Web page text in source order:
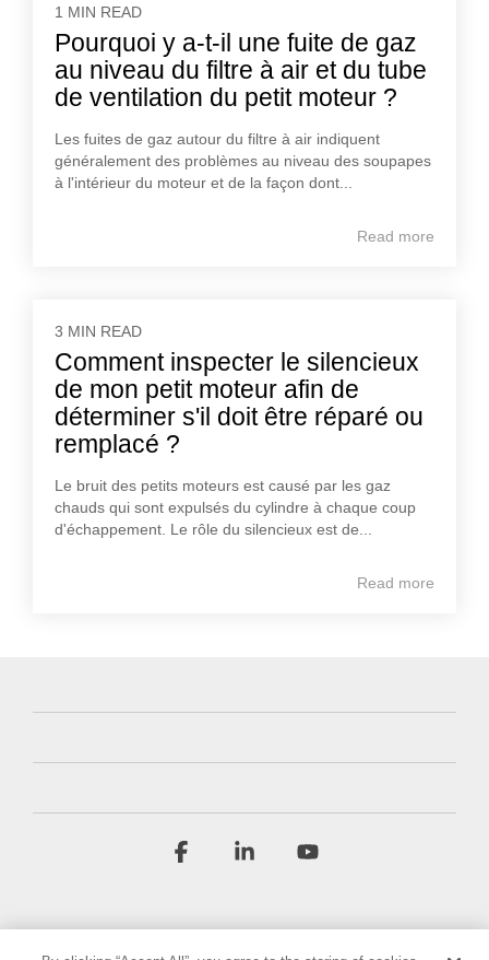
1 MIN READ
Pourquoi y a-t-il une fuite de gaz
au niveau du filtre à air et du tube
de ventilation du petit moteur ?
Les fuites de gaz autour du filtre à air indiquent
généralement des problèmes au niveau des soupapes
à l'intérieur du moteur et de la façon dont...
Read more
3 MIN READ
Comment inspecter le silencieux
de mon petit moteur afin de
déterminer s'il doit être réparé ou
remplacé ?
Le bruit des petits moteurs est causé par les gaz
chauds qui sont expulsés du cylindre à chaque coup
d'échappement. Le rôle du silencieux est de...
Read more
Facebook Linkedin